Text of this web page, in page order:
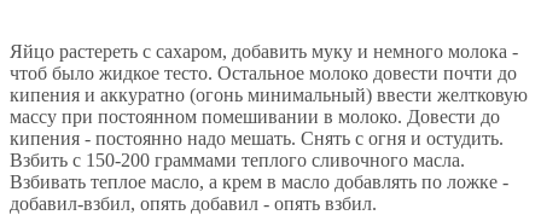
Яйцо растереть с сахаром, добавить муку и немного молока -
чтоб было жидкое тесто. Остальное молоко довести почти до
кипения и аккуратно (огонь минимальный) ввести желтковую
массу при постоянном помешивании в молоко. Довести до
кипения - постоянно надо мешать. Снять с огня и остудить.
Взбить с 150-200 граммами теплого сливочного масла.
Взбивать теплое масло, а крем в масло добавлять по ложке -
добавил-взбил, опять добавил - опять взбил.